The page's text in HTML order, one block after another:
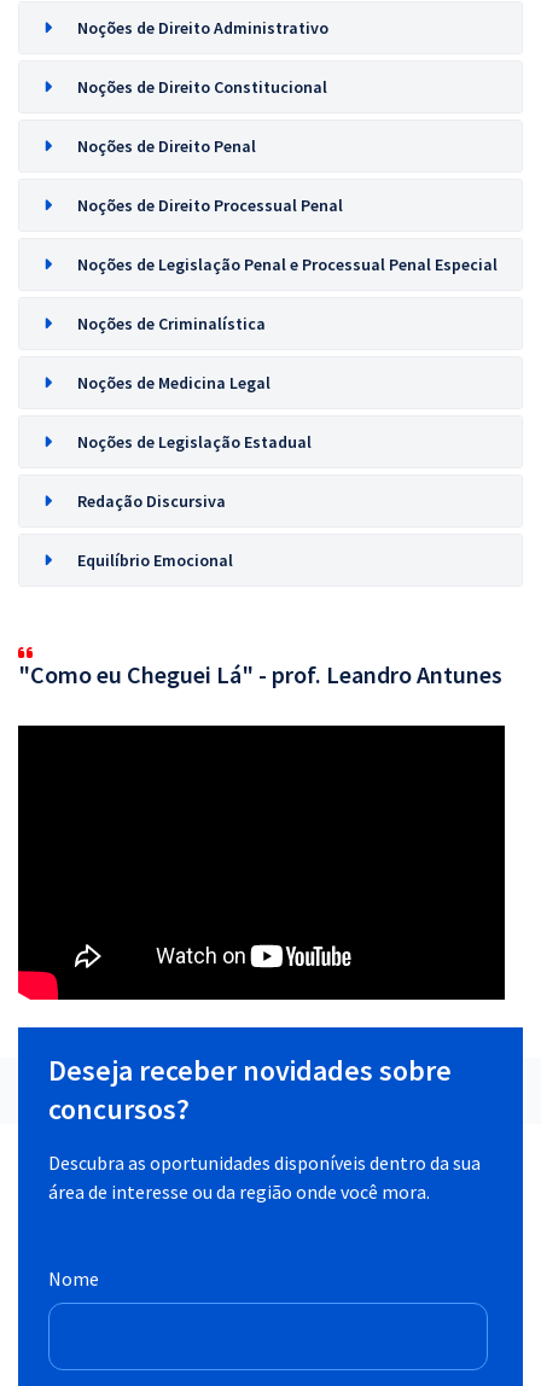
Noções de Direito Administrativo
Noções de Direito Constitucional
Noções de Direito Penal
Noções de Direito Processual Penal
Noções de Legislação Penal e Processual Penal Especial
Noções de Criminalística
Noções de Medicina Legal
Noções de Legislação Estadual
Redação Discursiva
Equilíbrio Emocional
"Como eu Cheguei Lá" - prof. Leandro Antunes
Deseja receber novidades sobre
concursos?
Descubra as oportunidades disponíveis dentro da sua
área de interesse ou da região onde você mora.
Nome